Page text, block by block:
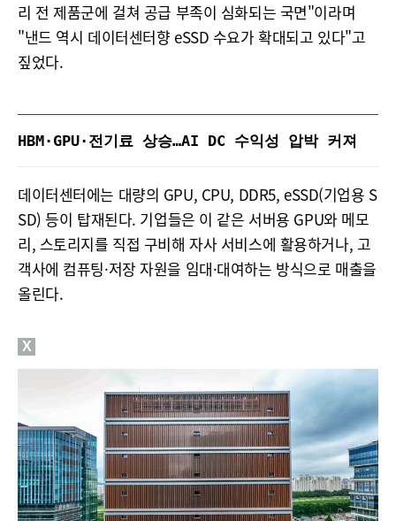
리 전 제품군에 걸쳐 공급 부족이 심화되는 국면"이라며
"낸드 역시 데이터센터향 eSSD 수요가 확대되고 있다"고
짚었다.
HBM·GPU·전기료 상승…AI DC 수익성 압박 커져
데이터센터에는 대량의 GPU, CPU, DDR5, eSSD(기업용 S
SD) 등이 탑재된다. 기업들은 이 같은 서버용 GPU와 메모
리, 스토리지를 직접 구비해 자사 서비스에 활용하거나, 고
객사에 컴퓨팅·저장 자원을 임대·대여하는 방식으로 매출을
올린다.
X